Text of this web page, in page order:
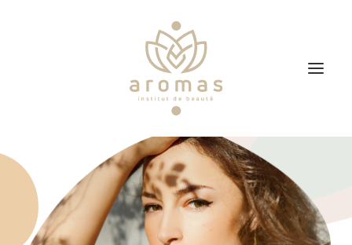
Soins
Je veux faire un bon cadeau
Plan d’accès